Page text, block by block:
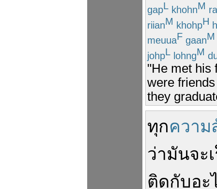
gapL khohnM
riianM khohpH
meuuaF gaanM
johpL lohngM
"He met his
were
they
ทุกควา
ว่ามันจะ
ติดกับอะ